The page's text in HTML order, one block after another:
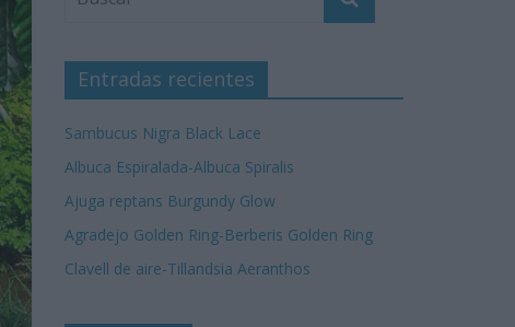
Entradas recientes
Sambucus Nigra Black Lace
Albuca Espiralada-Albuca Spiralis
Ajuga reptans Burgundy Glow
Agradejo Golden Ring-Berberis Golden Ring
Clavell de aire-Tillandsia Aeranthos